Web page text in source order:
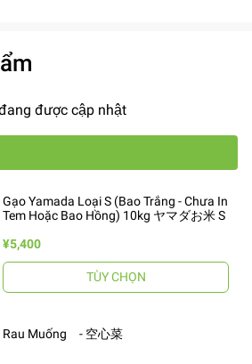
được cập nhật
Gạo Yamada Loại S (Bao Trắng - Chưa In
Tem Hoặc Bao Hồng) 10kg ヤマダお米 S
¥5,400
TÙY CHỌN
Rau Muống - 空心菜